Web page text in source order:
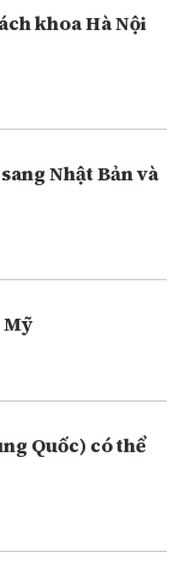
khoa Hà Nội
Nhật Bản và
Mỹ
Quốc) có thể